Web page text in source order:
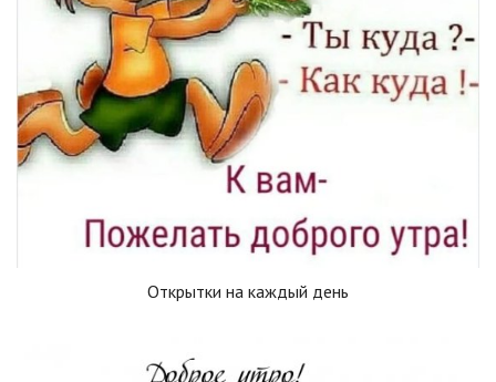
Открытки на каждый день